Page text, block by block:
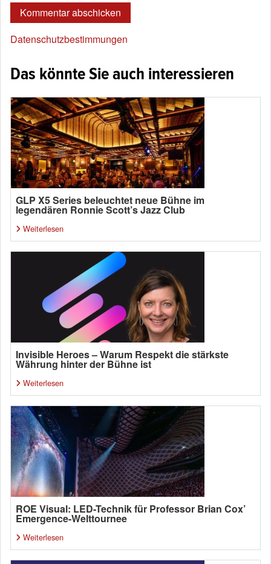
Datenschutzbestimmungen
Das könnte Sie auch interessieren
GLP X5 Series beleuchtet neue Bühne im
legendären Ronnie Scott’s Jazz Club
Weiterlesen
Invisible Heroes – Warum Respekt die stärkste
Währung hinter der Bühne ist
Weiterlesen
ROE Visual: LED-Technik für Professor Brian Cox’
Emergence-Welttournee
Weiterlesen